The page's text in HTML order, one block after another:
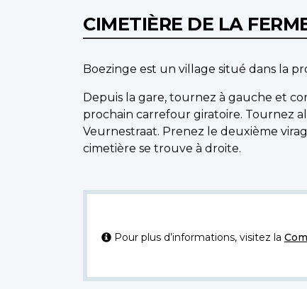
CIMETIÈRE DE LA
Boezinge est un village situé dans la
Depuis la gare, tournez à gauche et
prochain carrefour giratoire. Tournez
Veurnestraat. Prenez le deuxième
cimetière se trouve à droite.
Pour plus d’informations, visitez la